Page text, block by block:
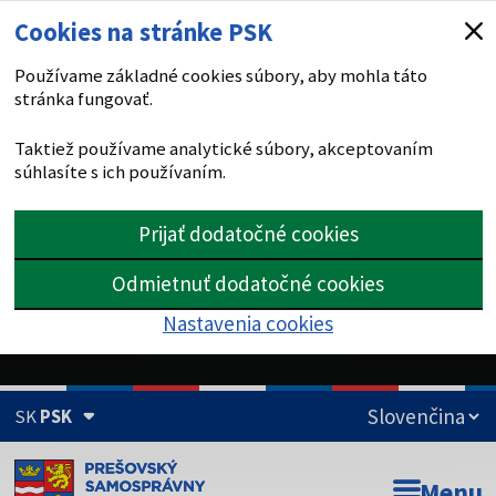
Cookies na stránke PSK
Používame základné cookies súbory, aby mohla táto
stránka fungovať.
Taktiež používame analytické súbory, akceptovaním
súhlasíte s ich používaním.
Prijať dodatočné cookies
Odmietnuť dodatočné cookies
Nastavenia cookies
SKPSK
Doména psk.sk je oficiálna